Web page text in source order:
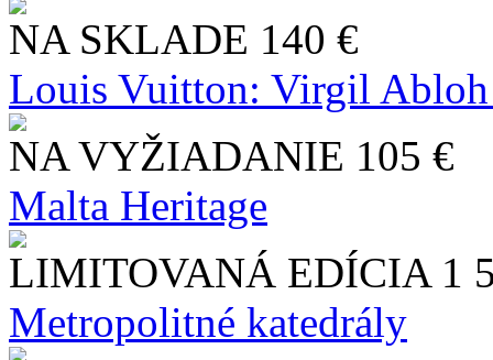
NA SKLADE 140 €
Louis Vuitton: Virgil
NA VYŽIADANIE 105 €
Malta Heritage
LIMITOVANÁ EDÍCIA 1
Metropolitné katedrály